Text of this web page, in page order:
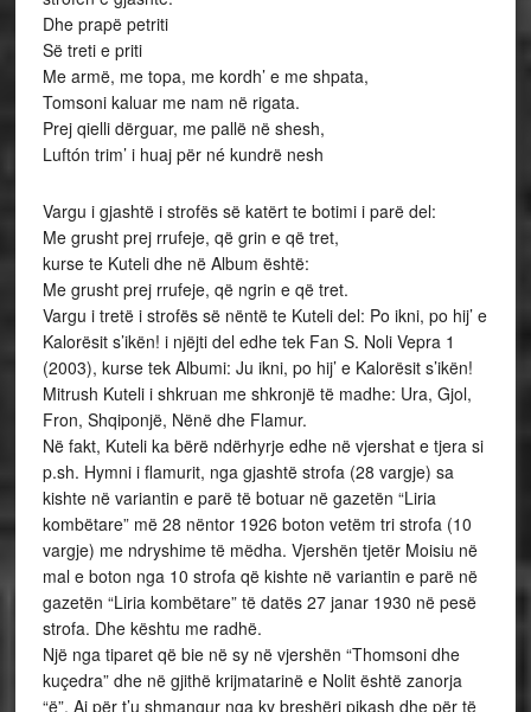
Dhe prapë petriti
Së treti e priti
Me armë, me topa, me kordh’ e me shpata,
Tomsoni kaluar me nam në rigata.
Prej qielli dërguar, me pallë në shesh,
Luftón trim’ i huaj për né kundrë nesh
Vargu i gjashtë i strofës së katërt te botimi i parë del:
Me grusht prej rrufeje, që grin e që tret,
kurse te Kuteli dhe në Album është:
Me grusht prej rrufeje, që ngrin e që tret.
Vargu i tretë i strofës së nëntë te Kuteli del: Po ikni, po hij’ e
Kalorësit s’ikën! i njëjti del edhe tek Fan S. Noli Vepra 1
(2003), kurse tek Albumi: Ju ikni, po hij’ e Kalorësit s’ikën!
Mitrush Kuteli i shkruan me shkronjë të madhe: Ura, Gjol,
Fron, Shqiponjë, Nënë dhe Flamur.
Në fakt, Kuteli ka bërë ndërhyrje edhe në vjershat e tjera si
p.sh. Hymni i flamurit, nga gjashtë strofa (28 vargje) sa
kishte në variantin e parë të botuar në gazetën “Liria
kombëtare” më 28 nëntor 1926 boton vetëm tri strofa (10
vargje) me ndryshime të mëdha. Vjershën tjetër Moisiu në
mal e boton nga 10 strofa që kishte në variantin e parë në
gazetën “Liria kombëtare” të datës 27 janar 1930 në pesë
strofa. Dhe kështu me radhë.
Një nga tiparet që bie në sy në vjershën “Thomsoni dhe
kuçedra” dhe në gjithë krijmatarinë e Nolit është zanorja
“ë”. Ai për t’u shmangur nga ky breshëri pikash dhe për të